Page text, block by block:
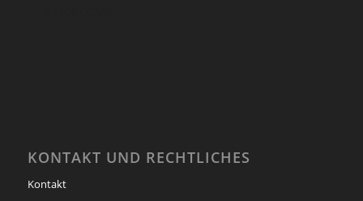
KONTAKT UND RECHTLICHES
Kontakt